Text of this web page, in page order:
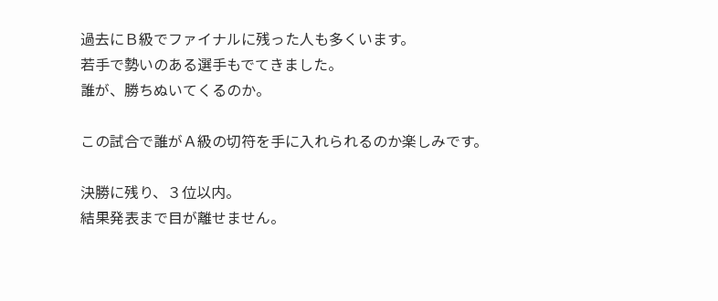
過去にＢ級でファイナルに残った人も多くいます。
若手で勢いのある選手もでてきました。
誰が、勝ちぬいてくるのか。
この試合で誰がＡ級の切符を手に入れられるのか楽しみです。
決勝に残り、３位以内。
結果発表まで目が離せません。